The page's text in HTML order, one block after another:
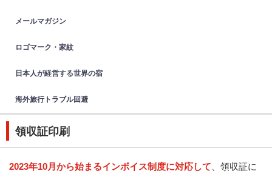
メールマガジン
ロゴマーク・家紋
日本人が経営する世界の宿
海外旅行トラブル回避
領収証印刷
2023年10月から始まるインボイス制度に対応して 、領収証に